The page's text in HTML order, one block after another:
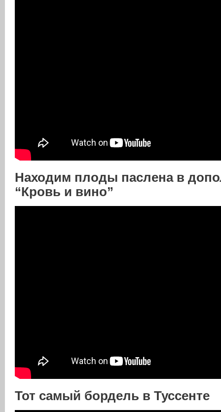
Находим плоды паслена в
“Кровь и вино”
Тот самый бордель в Туссенте